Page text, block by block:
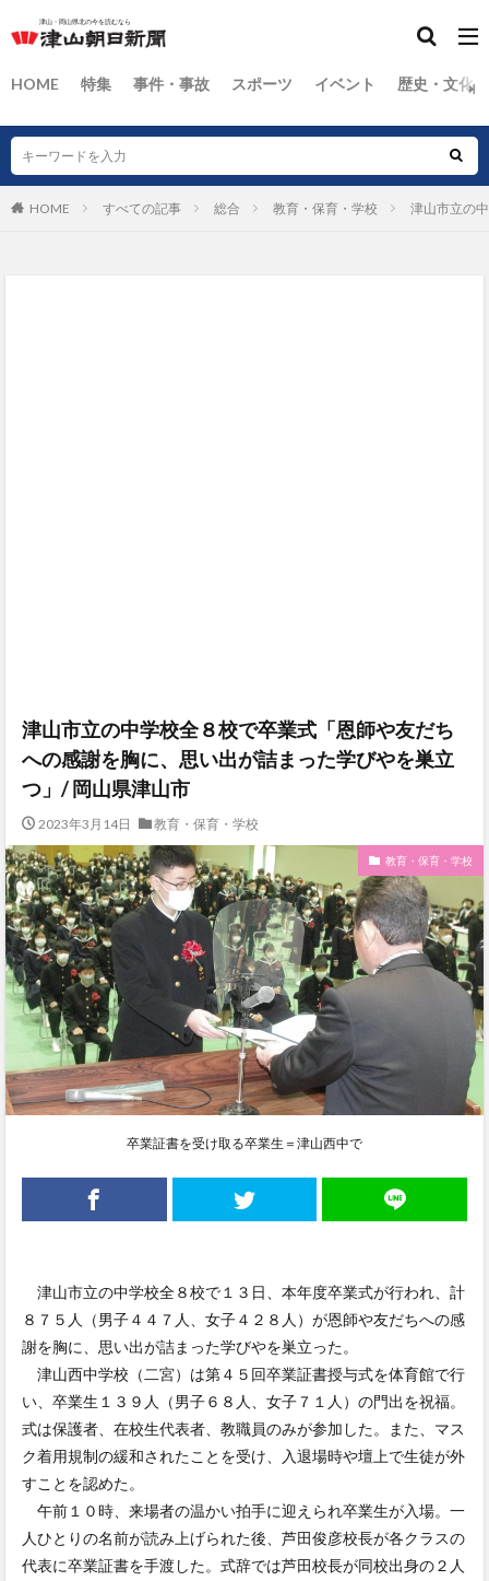
HOME 特集 事件・事故 スポーツ イベント 歴史・文化
HOME すべての記事 総合 教育・保育・学校 津山市立の
津山市立の中学校全８校で卒業式「恩師や友だち
への感謝を胸に、思い出が詰まった学びやを巣立
つ」/ 岡山県津山市
2023年3月14日 教育・保育・学校
教育・保育・学校
卒業証書を受け取る卒業生＝津山西中で
津山市立の中学校全８校で１３日、本年度卒業式が行われ、計
８７５人（男子４４７人、女子４２８人）が恩師や友だちへの感
謝を胸に、思い出が詰まった学びやを巣立った。
津山西中学校（二宮）は第４５回卒業証書授与式を体育館で行
い、卒業生１３９人（男子６８人、女子７１人）の門出を祝福。
式は保護者、在校生代表者、教職員のみが参加した。また、マス
ク着用規制の緩和されたことを受け、入退場時や壇上で生徒が外
すことを認めた。
午前１０時、来場者の温かい拍手に迎えられ卒業生が入場。一
人ひとりの名前が読み上げられた後、芦田俊彦校長が各クラスの
代表に卒業証書を手渡した。式辞では芦田校長が同校出身の２人